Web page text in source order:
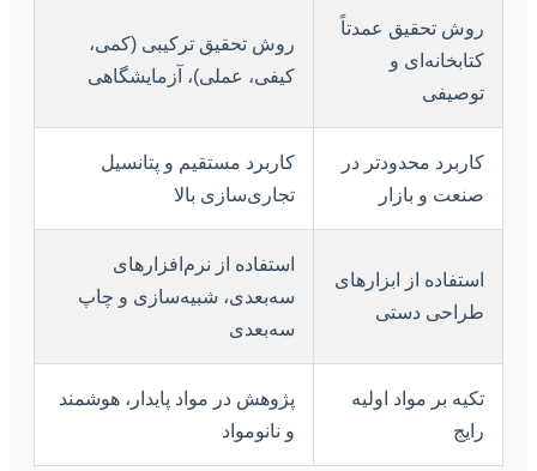
روش تحقیق عمدتاً
کتابخانه‌ای و
توصیفی
روش تحقیق ترکیبی (کمی،
کیفی، عملی)، آزمایشگاهی
کاربرد محدودتر در
صنعت و بازار
کاربرد مستقیم و پتانسیل
تجاری‌سازی بالا
استفاده از ابزارهای
طراحی دستی
استفاده از نرم‌افزارهای
سه‌بعدی، شبیه‌سازی و چاپ
سه‌بعدی
تکیه بر مواد اولیه
رایج
پژوهش در مواد پایدار، هوشمند
و نانومواد